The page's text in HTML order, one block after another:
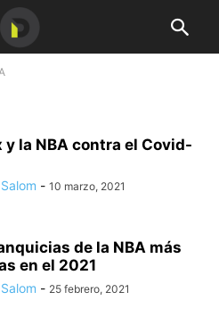
y la NBA contra el Covid-
- 10 marzo, 2021
de la NBA más
en el 2021
- 25 febrero, 2021